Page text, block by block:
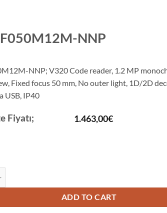
NNP
NNP; V320 Code reader, 1.2 MP
Fixed focus 50 mm, No outer light, 1D/2D
USB, IP40
Fiyatı; 1.463,00€
ADD TO CART